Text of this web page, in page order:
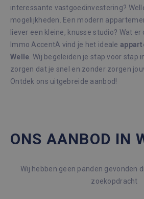
interessante vastgoedinvestering?
mogelijkheden. Een modern
liever een kleine, knusse studio? Wat er
Immo AccentA vind je het ideale
Welle . Wij begeleiden je stap voor stap
zorgen dat je snel en zonder zorgen
Ontdek ons uitgebreide aanbod!
ONS AANBOD IN
Wij hebben geen panden gevonden
zoekopdracht